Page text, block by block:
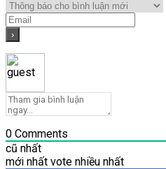
0 Comments
cũ nhất
mới nhất vote nhiều nhất